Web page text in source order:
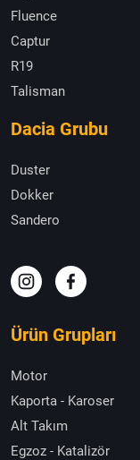
Fluence
Captur
R19
Talisman
Dacia Grubu
Duster
Dokker
Sandero
Ürün Grupları
Motor
Kaporta - Karoser
Alt Takım
Egzoz - Katalizör